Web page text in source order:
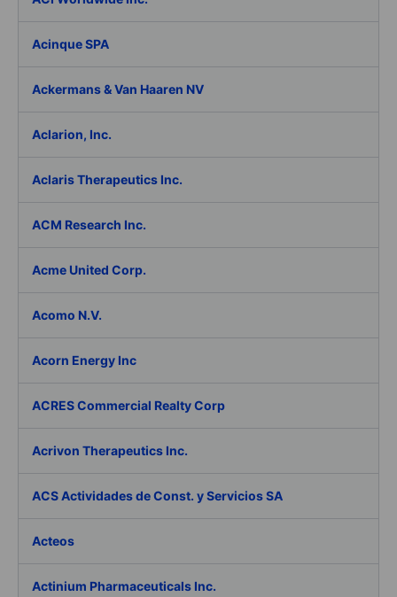
Acinque SPA
Ackermans & Van Haaren NV
Aclarion, Inc.
Aclaris Therapeutics Inc.
ACM Research Inc.
Acme United Corp.
Acomo N.V.
Acorn Energy Inc
ACRES Commercial Realty Corp
Acrivon Therapeutics Inc.
ACS Actividades de Const. y Servicios SA
Acteos
Actinium Pharmaceuticals Inc.